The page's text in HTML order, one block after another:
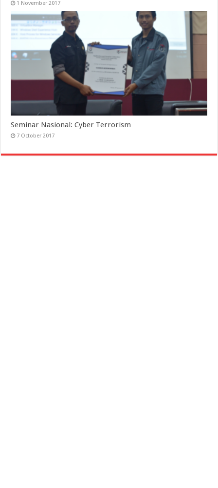
1 November 2017
Seminar Nasional: Cyber Terrorism
7 October 2017